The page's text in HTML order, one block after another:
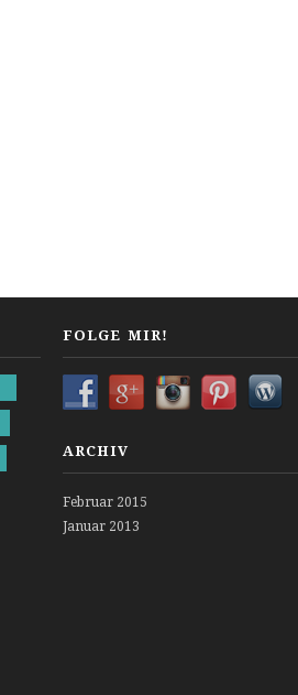
FOLGE MIR!
ARCHIV
Februar 2015
Januar 2013